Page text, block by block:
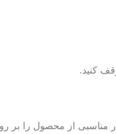
کنید.
مناسبی از محصول را بر